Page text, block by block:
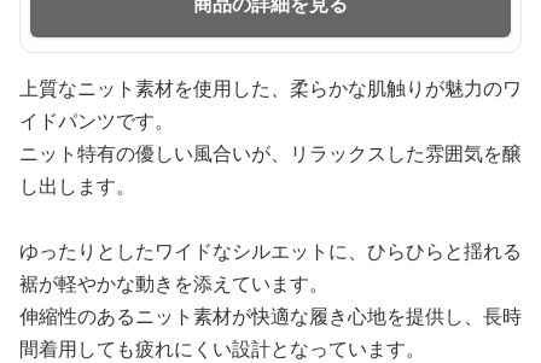
上質なニット素材を使用した、柔らかな肌触りが魅力のワ
イドパンツです。
ニット特有の優しい風合いが、リラックスした雰囲気を醸
し出します。
ゆったりとしたワイドなシルエットに、ひらひらと揺れる
裾が軽やかな動きを添えています。
伸縮性のあるニット素材が快適な履き心地を提供し、長時
間着用しても疲れにくい設計となっています。